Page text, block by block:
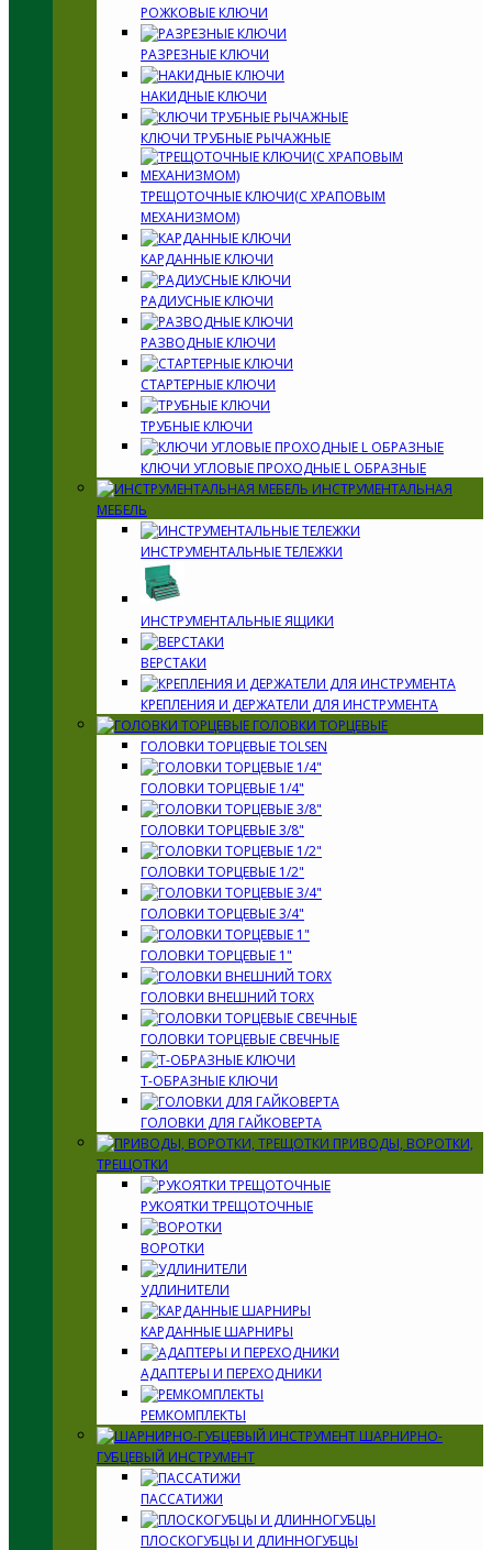
РОЖКОВЫЕ КЛЮЧИ
РАЗРЕЗНЫЕ КЛЮЧИ
НАКИДНЫЕ КЛЮЧИ
КЛЮЧИ ТРУБНЫЕ РЫЧАЖНЫЕ
ТРЕЩОТОЧНЫЕ КЛЮЧИ(С ХРАПОВЫМ
МЕХАНИЗМОМ)
КАРДАННЫЕ КЛЮЧИ
РАДИУСНЫЕ КЛЮЧИ
РАЗВОДНЫЕ КЛЮЧИ
СТАРТЕРНЫЕ КЛЮЧИ
ТРУБНЫЕ КЛЮЧИ
КЛЮЧИ УГЛОВЫЕ ПРОХОДНЫЕ L ОБРАЗНЫЕ
ИНСТРУМЕНТАЛЬНАЯ
МЕБЕЛЬ
ИНСТРУМЕНТАЛЬНЫЕ ТЕЛЕЖКИ
ИНСТРУМЕНТАЛЬНЫЕ ЯЩИКИ
ВЕРСТАКИ
КРЕПЛЕНИЯ И ДЕРЖАТЕЛИ ДЛЯ ИНСТРУМЕНТА
ГОЛОВКИ ТОРЦЕВЫЕ
ГОЛОВКИ ТОРЦЕВЫЕ TOLSEN
ГОЛОВКИ ТОРЦЕВЫЕ 1/4"
ГОЛОВКИ ТОРЦЕВЫЕ 3/8"
ГОЛОВКИ ТОРЦЕВЫЕ 1/2"
ГОЛОВКИ ТОРЦЕВЫЕ 3/4"
ГОЛОВКИ ТОРЦЕВЫЕ 1"
ГОЛОВКИ ВНЕШНИЙ TORX
ГОЛОВКИ ТОРЦЕВЫЕ СВЕЧНЫЕ
Т-ОБРАЗНЫЕ КЛЮЧИ
ГОЛОВКИ ДЛЯ ГАЙКОВЕРТА
ПРИВОДЫ, ВОРОТКИ,
ТРЕЩОТКИ
РУКОЯТКИ ТРЕЩОТОЧНЫЕ
ВОРОТКИ
УДЛИНИТЕЛИ
КАРДАННЫЕ ШАРНИРЫ
АДАПТЕРЫ И ПЕРЕХОДНИКИ
РЕМКОМПЛЕКТЫ
ШАРНИРНО-
ГУБЦЕВЫЙ ИНСТРУМЕНТ
ПАССАТИЖИ
ПЛОСКОГУБЦЫ И ДЛИННОГУБЦЫ